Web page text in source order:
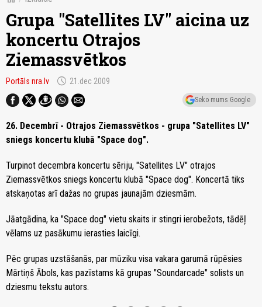
Grupa "Satellites LV" aicina uz
koncertu Otrajos
Ziemassvētkos
Portāls nra.lv schedule 21.dec 2009
Seko mums Google
26. Decembrī - Otrajos Ziemassvētkos - grupa "Satellites LV"
sniegs koncertu klubā "Space dog".
Turpinot decembra koncertu sēriju, "Satellites LV" otrajos
Ziemassvētkos sniegs koncertu klubā "Space dog". Koncertā tiks
atskaņotas arī dažas no grupas jaunajām dziesmām.
Jāatgādina, ka "Space dog" vietu skaits ir stingri ierobežots, tādēļ
vēlams uz pasākumu ierasties laicīgi.
Pēc grupas uzstāšanās, par mūziku visa vakara garumā rūpēsies
Mārtiņš Ābols, kas pazīstams kā grupas "Soundarcade" solists un
dziesmu tekstu autors.